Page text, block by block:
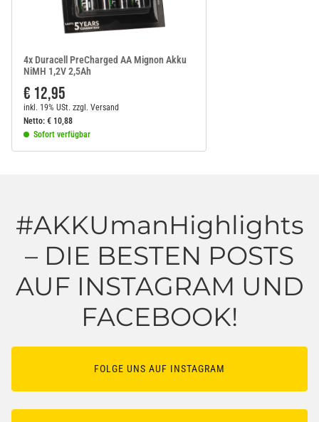
4x Duracell PreCharged AA Mignon Akku
NiMH 1,2V 2,5Ah
€ 12,95
inkl. 19% USt. zzgl. Versand
Netto: € 10,88
Sofort verfügbar
#AKKUmanHighlights
– DIE BESTEN POSTS
AUF INSTAGRAM UND
FACEBOOK!
FOLGE UNS AUF INSTAGRAM